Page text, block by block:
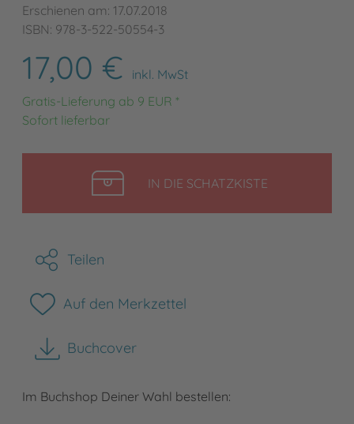
Erschienen am: 17.07.2018
ISBN: 978-3-522-50554-3
17,00 €
inkl. MwSt
Gratis-Lieferung ab 9 EUR *
Sofort lieferbar
IN DIE SCHATZKISTELEGEN
Teilen
Auf den Merkzettel
Buchcover
herunterladen
Im Buchshop Deiner Wahl bestellen: